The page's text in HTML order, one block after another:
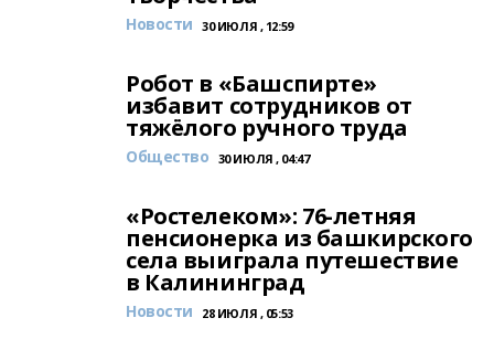
Новости 30 ИЮЛЯ , 12:59
Робот в «Башспирте»
избавит сотрудников от
тяжёлого ручного труда
Общество 30 ИЮЛЯ , 04:47
«Ростелеком»: 76-летняя
пенсионерка из башкирского
села выиграла путешествие
в Калининград
Новости 28 ИЮЛЯ , 05:53